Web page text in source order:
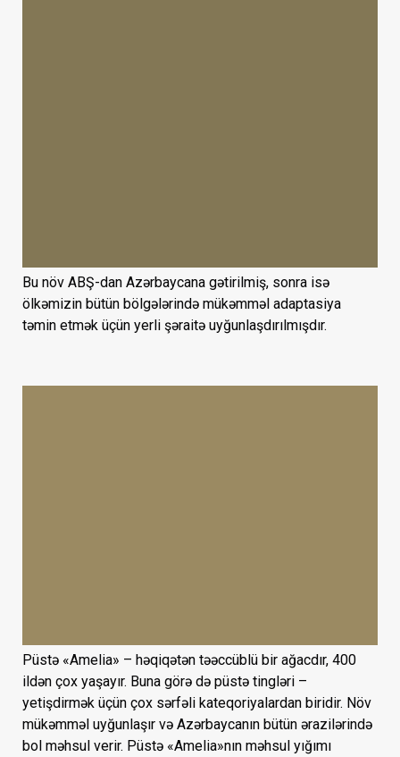
Bu növ ABŞ-dan Azərbaycana gətirilmiş, sonra isə
ölkəmizin bütün bölgələrində mükəmməl adaptasiya
təmin etmək üçün yerli şəraitə uyğunlaşdırılmışdır.
Püstə «Amelia» – həqiqətən təəccüblü bir ağacdır, 400
ildən çox yaşayır. Buna görə də püstə tingləri –
yetişdirmək üçün çox sərfəli kateqoriyalardan biridir. Növ
mükəmməl uyğunlaşır və Azərbaycanın bütün ərazilərində
bol məhsul verir. Püstə «Amelia»nın məhsul yığımı